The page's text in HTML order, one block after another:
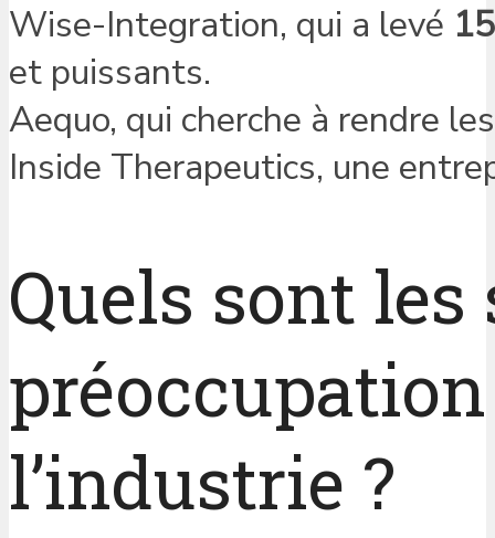
Wise-Integration, qui a levé
et puissants.
Aequo, qui cherche à rendre
Inside Therapeutics, une
Quels sont les
l’industrie ?